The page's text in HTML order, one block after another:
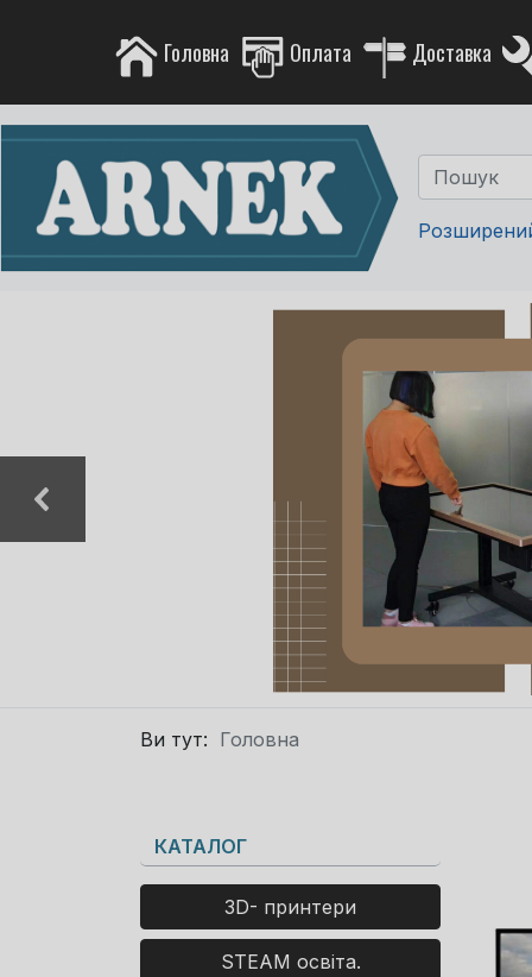
Головна Оплата Доставка
Ви тут: Головна
КАТАЛОГ
3D- принтери
STEAM освіта.